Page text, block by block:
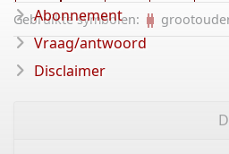
Gebruikte symbolen:
Abonnement
Vraag/antwoord
Disclaimer